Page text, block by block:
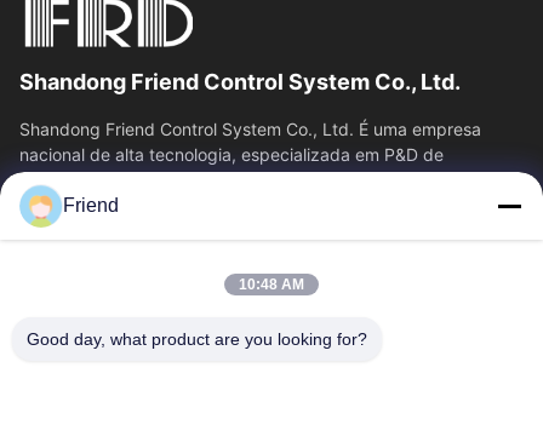
Shandong Friend Control System Co., Ltd.
Shandong Friend Control System Co., Ltd. É uma empresa
nacional de alta tecnologia, especializada em P&D de
instrumentação, fabricação e...
Relações Rápidas
Quem Somos
Fábrica
Controle De Qualidade
Friend
10:48 AM
Good day, what product are you looking for?